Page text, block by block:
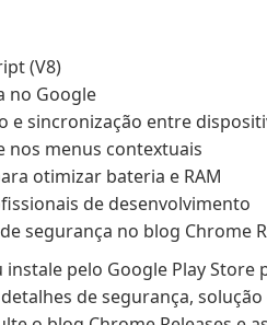
(V8)
no Google
e sincronização entre
nos menus contextuais
otimizar bateria e RAM
de desenvolvimento
segurança no blog Chrome
pelo Google Play Store
de segurança, solução